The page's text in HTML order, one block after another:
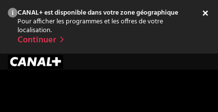
CANAL+ est disponible dans votre zone géographique
Pour afficher les programmes et les offres de votre
localisation.
Continuer